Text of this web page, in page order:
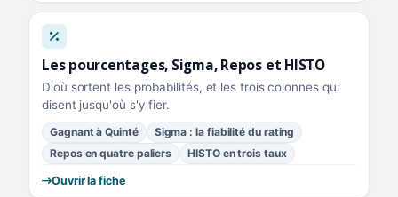
Les pourcentages, Sigma, Repos et HISTO
D'où sortent les probabilités, et les trois colonnes qui
disent jusqu'où s'y fier.
Gagnant à Quinté
Sigma : la fiabilité du rating
Repos en quatre paliers
HISTO en trois taux
Ouvrir la fiche